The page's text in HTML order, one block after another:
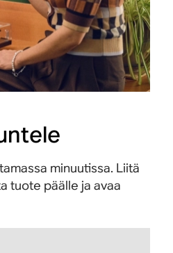
minuutissa. Liitä
tuote päälle ja avaa